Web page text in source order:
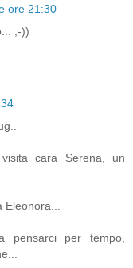
ore 21:30
;-))
cara Serena, un
pensarci per tempo,